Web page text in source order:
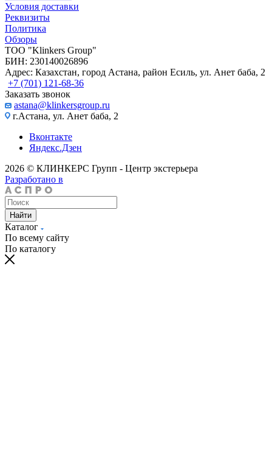
Условия доставки
Реквизиты
Политика
Обзоры
TOO "Klinkers Group"
БИН: 230140026896
Адрес: Казахстан, город Астана, район Есиль, ул. Анет баба, 2
+7 (701) 121-68-36
Заказать звонок
astana@klinkersgroup.ru
г.Астана, ул. Анет баба, 2
Вконтакте
Яндекс.Дзен
2026 © КЛИНКЕРС Групп - Центр экстерьера
Разработано в
Найти
Каталог
По всему сайту
По каталогу